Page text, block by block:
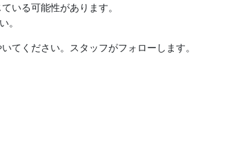
いる可能性があります。
。
てください。スタッフがフォローします。